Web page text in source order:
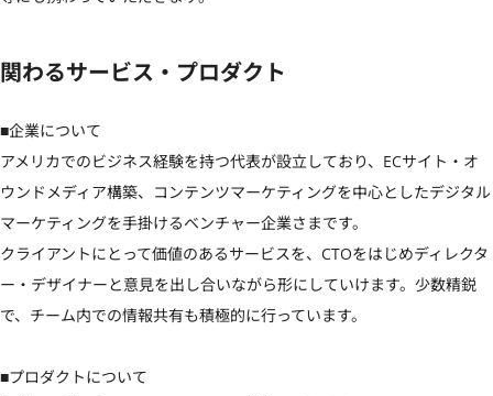
関わるサービス・プロダクト
■企業について
アメリカでのビジネス経験を持つ代表が設立しており、ECサイト・オ
ウンドメディア構築、コンテンツマーケティングを中心としたデジタル
マーケティングを手掛けるベンチャー企業さまです。
クライアントにとって価値のあるサービスを、CTOをはじめディレクタ
ー・デザイナーと意見を出し合いながら形にしていけます。少数精鋭
で、チーム内での情報共有も積極的に行っています。
■プロダクトについて